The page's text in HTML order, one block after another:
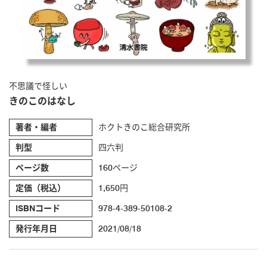
不思議で怪しい
きのこのはなし
著者・編者 ホクトきのこ総合研究所
判型 四六判
ページ数 160ページ
定価（税込） 1,650円
ISBNコード 978-4-389-50108-2
発行年月日 2021/08/18